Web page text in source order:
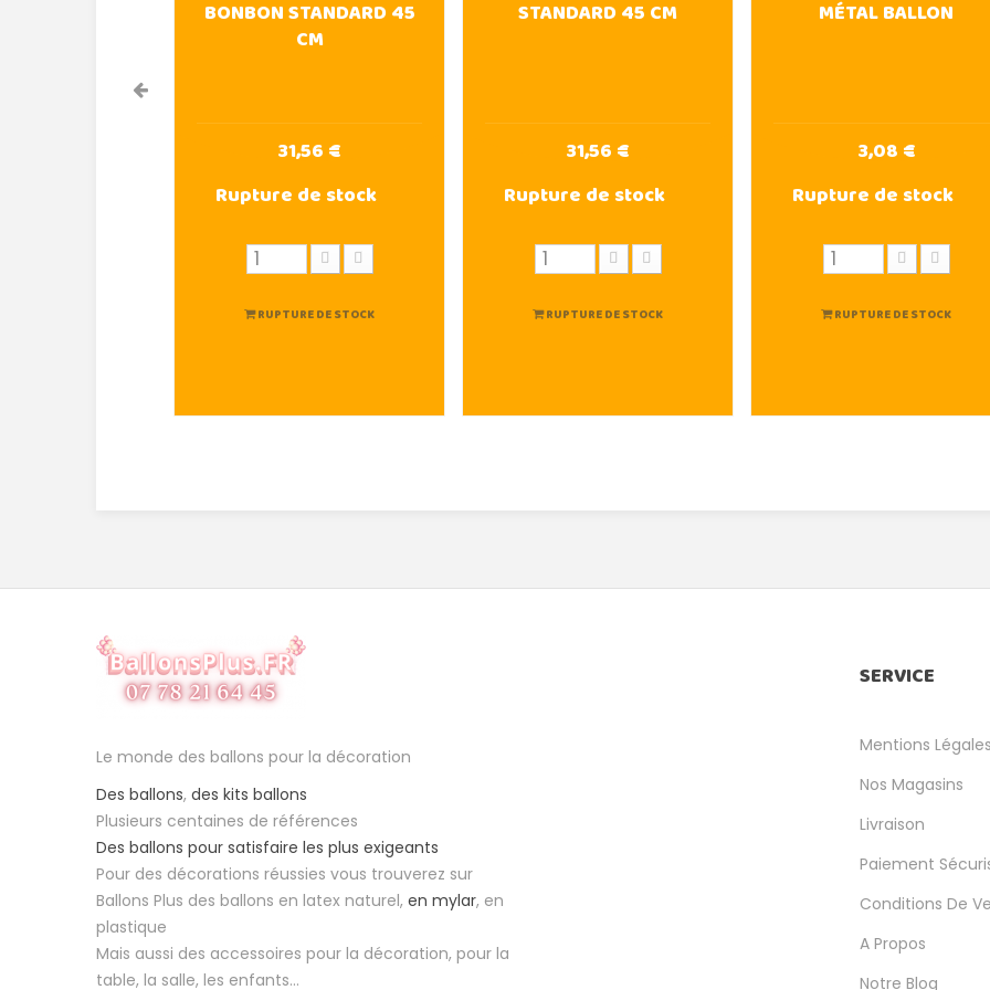
BONBON STANDARD 45
CM
31,56 €
Rupture de stock
RUPTURE DE STOCK
STANDARD 45 CM
31,56 €
Rupture de stock
RUPTURE DE STOCK
MÉTAL BALLON
3,08 €
Rupture de stock
RUPTURE DE STOCK
Le monde des ballons pour la décoration
Des ballons, des kits ballons
Plusieurs centaines de références
Des ballons pour satisfaire les plus exigeants
Pour des décorations réussies vous trouverez sur
Ballons Plus des ballons en latex naturel, en mylar, en
plastique
Mais aussi des accessoires pour la décoration, pour la
table, la salle, les enfants...
SERVICE
Mentions Légales
Nos Magasins
Livraison
Paiement
Conditions De
A Propos
Notre Blog